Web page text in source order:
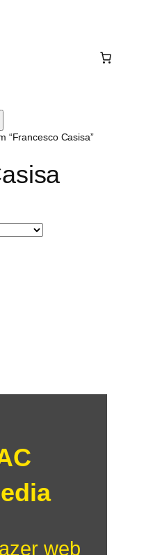
“Francesco Casisa”
web